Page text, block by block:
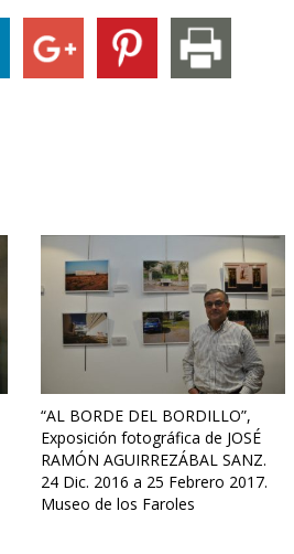
“AL BORDE DEL BORDILLO”,
Exposición fotográfica de JOSÉ
RAMÓN AGUIRREZÁBAL SANZ.
24 Dic. 2016 a 25 Febrero 2017.
Museo de los Faroles